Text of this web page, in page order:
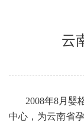
云
2008年8月婴格
中心，为云南省